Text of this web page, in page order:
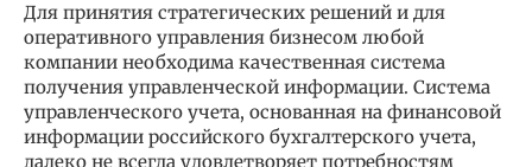
Для принятия стратегических решений и для
оперативного управления бизнесом любой
компании необходима качественная система
получения управленческой информации. Система
управленческого учета, основанная на финансовой
информации российского бухгалтерского учета,
далеко не всегда удовлетворяет потребностям